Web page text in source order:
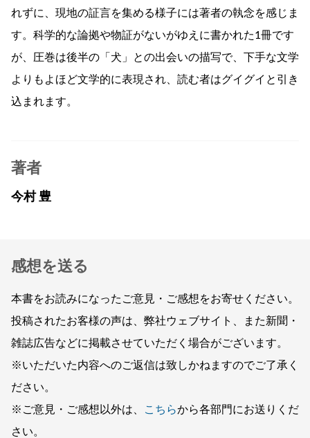
れずに、現地の証言を集める様子には著者の執念を感じま
す。科学的な論拠や物証がないがゆえに書かれた1冊です
が、圧巻は後半の「犬」との出会いの描写で、下手な文学
よりもよほど文学的に表現され、読む者はグイグイと引き
込まれます。
著者
今村 豊
感想を送る
本書をお読みになったご意見・ご感想をお寄せください。
投稿されたお客様の声は、弊社ウェブサイト、また新聞・
雑誌広告などに掲載させていただく場合がございます。
※いただいた内容へのご返信は致しかねますのでご了承く
ださい。
※ご意見・ご感想以外は、
こちらから各部門にお送りくだ
さい。